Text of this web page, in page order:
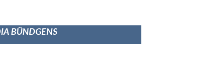
BÜNDGENS